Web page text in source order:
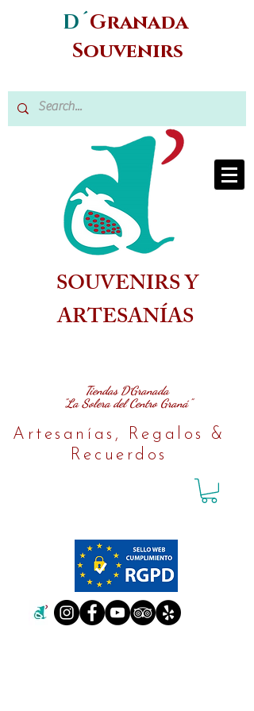
D´Granada
Souvenirs
SOUVENIRS Y
ARTESANÍAS
Tiendas D´Granada
"La Solera del Centro Graná"
Artesanías, Regalos &
Recuerdos